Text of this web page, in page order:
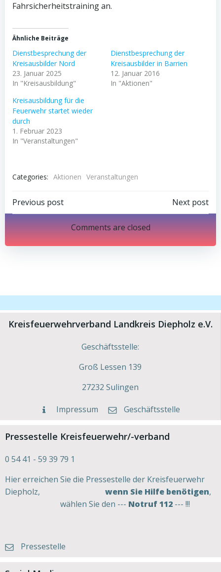
Fahrsicherheitstraining an.
Ähnliche Beiträge
Dienstbesprechung der
Kreisausbilder Nord
23. Januar 2025
In "Kreisausbildung"
Dienstbesprechung der
Kreisausbilder in Barrien
12. Januar 2016
In "Aktionen"
Kreisausbildung für die
Feuerwehr startet wieder
durch
1. Februar 2023
In "Veranstaltungen"
Categories: Aktionen Veranstaltungen
Post
navigation
Previous post
Post
navigation
Next post
Comments are closed
Kreisfeuerwehrverband Landkreis Diepholz e.V.
Geschäftsstelle:
Groß Lessen 139
27232 Sulingen
Impressum Geschäftsstelle
Pressestelle Kreisfeuerwehr/-verband
0 54 41 - 59 39 79 1
Hier erreichen Sie die Pressestelle der Kreisfeuerwehr
Diepholz, wenn Sie Hilfe benötigen,
wählen Sie den --- Notruf 112 --- !!!
Pressestelle